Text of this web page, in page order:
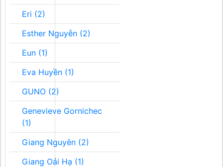
Eri (2)
Esther Nguyễn (2)
Eun (1)
Eva Huyền (1)
GUNO (2)
Genevieve Gornichec
(1)
Giang Nguyên (2)
Giang Oải Hạ (1)